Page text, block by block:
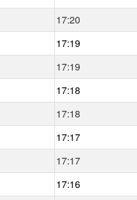
17:20
17:19
17:19
17:18
17:18
17:17
17:17
17:16